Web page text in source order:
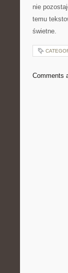
nie
temu
świetne.
Comments